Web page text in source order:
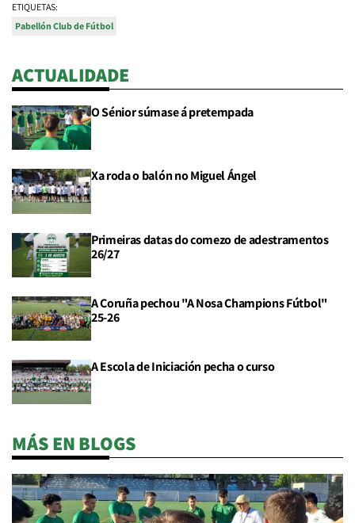
ETIQUETAS:
Pabellón Club de Fútbol
ACTUALIDADE
O Sénior súmase á pretempada
Xa roda o balón no Miguel Ángel
Primeiras datas do comezo de adestramentos
26/27
A Coruña pechou "A Nosa Champions Fútbol"
25-26
A Escola de Iniciación pecha o curso
MÁS EN BLOGS